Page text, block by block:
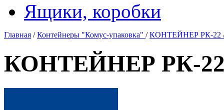
Ящики, коробки
Главная /Контейнеры "Комус-упаковка" /КОНТЕЙНЕР РК-22
КОНТЕЙНЕР РК-22